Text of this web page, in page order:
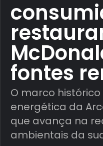
fontes
O marco
energética da
que avança na
ambientais da